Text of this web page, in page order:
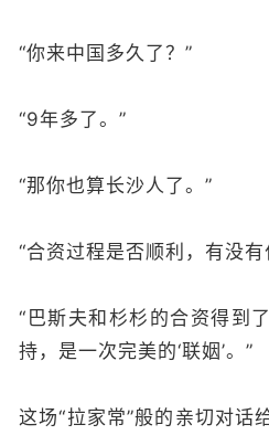
“你来中国多久了？”
“9年多了。”
“那你也算长沙人了。”
“合资过程是否顺利，有没有
“巴斯夫和杉杉的合资得到
持，是一次完美的‘联姻’。”
这场“拉家常”般的亲切对话